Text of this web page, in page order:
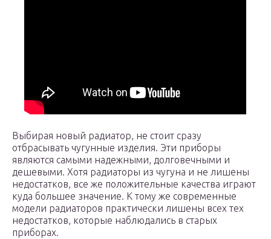
Выбирая новый радиатор, не стоит сразу
отбрасывать чугунные изделия. Эти приборы
являются самыми надежными, долговечными и
дешевыми. Хотя радиаторы из чугуна и не лишены
недостатков, все же положительные качества играют
куда большее значение. К тому же современные
модели радиаторов практически лишены всех тех
недостатков, которые наблюдались в старых
приборах.